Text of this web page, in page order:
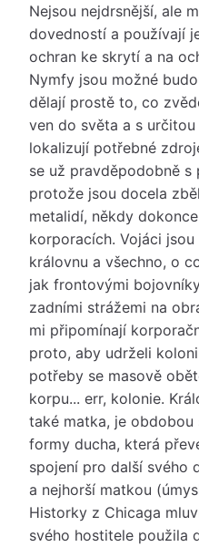
Nejsou nejdrsnější, ale
dovedností a používají
ochran ke skrytí a na
Nymfy jsou možné
dělají prostě to, co
ven do světa a s
lokalizují potřebné
se už pravděpodobně s
protože jsou docela
metalidí, někdy
korporacích. Vojáci
královnu a všechno, o
jak frontovými
zadními strážemi na
mi připomínají
proto, aby udrželi
potřeby se masově
korpu... err, kolonie.
také matka, je obdobou
formy ducha, která
spojení pro další svého
a nejhorší matkou
Historky z Chicaga
svého hostitele použila